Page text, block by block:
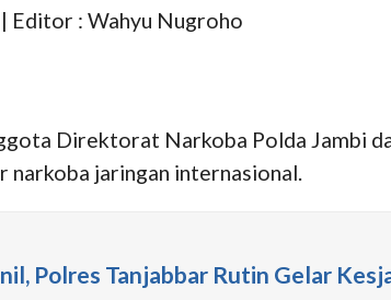
Editor : Wahyu Nugroho
Direktorat Narkoba Polda Jambi
narkoba jaringan internasional.
Polres Tanjabbar Rutin Gelar